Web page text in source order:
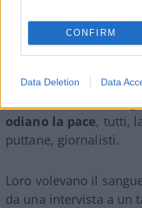
CONFIRM
Data Deletion Data
consegni gli ostaggi,
l’intifada
le loro militanze
odiano la pace, tutti,
puttane, giornalisti.
Loro volevano il
da una intervista a un